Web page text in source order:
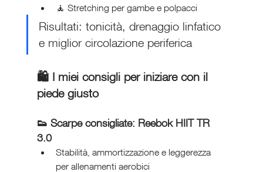
🧘 Stretching per gambe e polpacci
Risultati: tonicità, drenaggio linfatico
e miglior circolazione periferica
🛍️ I miei consigli per iniziare con il
piede giusto
👟 Scarpe consigliate: Reebok HIIT TR
3.0
Stabilità, ammortizzazione e leggerezza
per allenamenti aerobici